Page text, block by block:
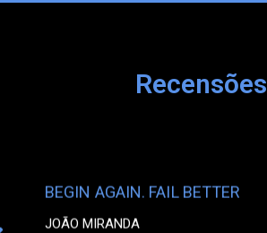
Recensões
BEGIN AGAIN. FAIL BETTER
JOÃO MIRANDA